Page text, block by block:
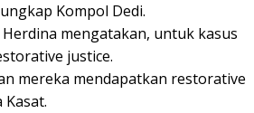
Kompol Dedi.
mengatakan, untuk kasus
justice.
mereka mendapatkan restorative